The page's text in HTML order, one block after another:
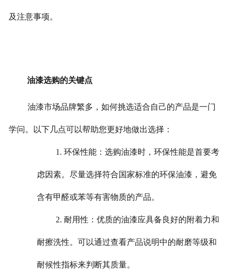
及注意事项。
油漆选购的关键点
油漆市场品牌繁多，如何挑选适合自己的产品是一门
学问。以下几点可以帮助您更好地做出选择：
1. 环保性能：选购油漆时，环保性能是首要考
虑因素。尽量选择符合国家标准的环保油漆，避免
含有甲醛或苯等有害物质的产品。
2. 耐用性：优质的油漆应具备良好的附着力和
耐擦洗性。可以通过查看产品说明中的耐磨等级和
耐候性指标来判断其质量。